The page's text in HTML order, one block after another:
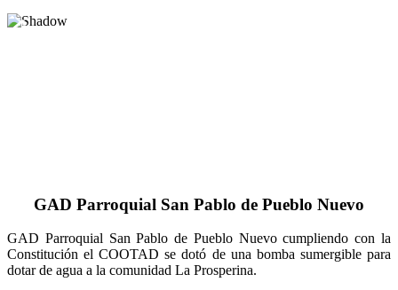
GAD Parroquial San Pablo de Pueblo Nuevo
GAD Parroquial San Pablo de Pueblo Nuevo cumpliendo con la
Constitución el COOTAD se dotó de una bomba sumergible para
dotar de agua a la comunidad La Prosperina.